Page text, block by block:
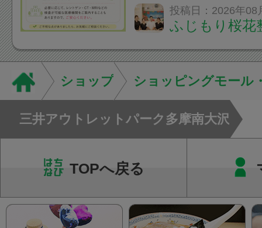
いなくても施術は受
A: はい、受けられま
態を丁寧に確認した
います。必要に応じ
ン・CT・MRIなどの
投稿日：2026年08
ふじもり桜花
ショップ ショッピングモール
三井アウトレットパーク多摩南大沢
TOPへ戻る